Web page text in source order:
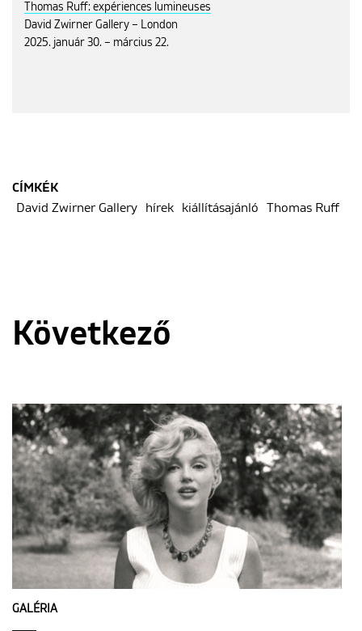
Thomas Ruff: expériences lumineuses
David Zwirner Gallery – London
2025. január 30. – március 22.
CÍMKÉK
David Zwirner Gallery
hírek kiállításajánló Thomas Ruff
Következő
GALÉRIA